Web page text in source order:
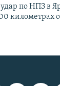
по НПЗ в
километрах